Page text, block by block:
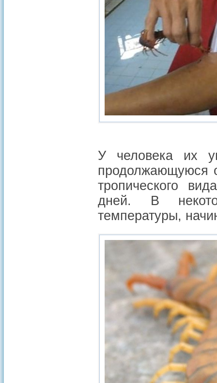
У человека их
продолжающуюся
тропического
дней. В
температуры,